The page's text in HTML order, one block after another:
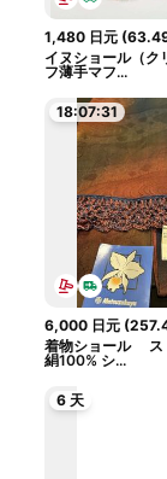
1,480 日元(
イヌショール（ク
フ薄手マフ...
18:07:30
6,000 日元(
着物ショール ス
絹100% シ...
6 天